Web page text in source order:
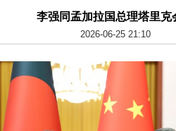
李强同孟加拉国总理塔里克
2026-06-25 21:10